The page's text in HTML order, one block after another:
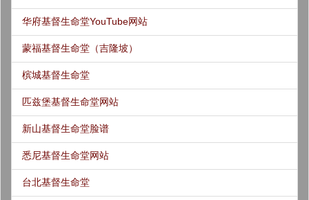
华府基督生命堂YouTube网站
蒙福基督生命堂（吉隆坡）
槟城基督生命堂
匹兹堡基督生命堂网站
新山基督生命堂脸谱
悉尼基督生命堂网站
台北基督生命堂